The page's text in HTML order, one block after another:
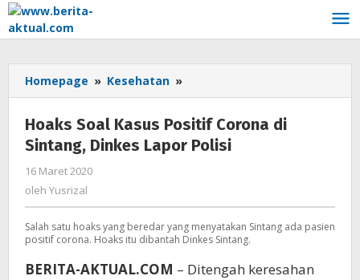
Lewati
ke
konten
Homepage » Kesehatan »
Soal
Kasus
Positif
Corona
Polisi
Hoaks Soal Kasus Positif Corona di
Sintang, Dinkes Lapor Polisi
16 Maret 2020
oleh Yusrizal
Salah satu hoaks yang beredar yang menyatakan Sintang ada pasien
positif corona. Hoaks itu dibantah Dinkes Sintang.
BERITA-AKTUAL.COM – Ditengah keresahan